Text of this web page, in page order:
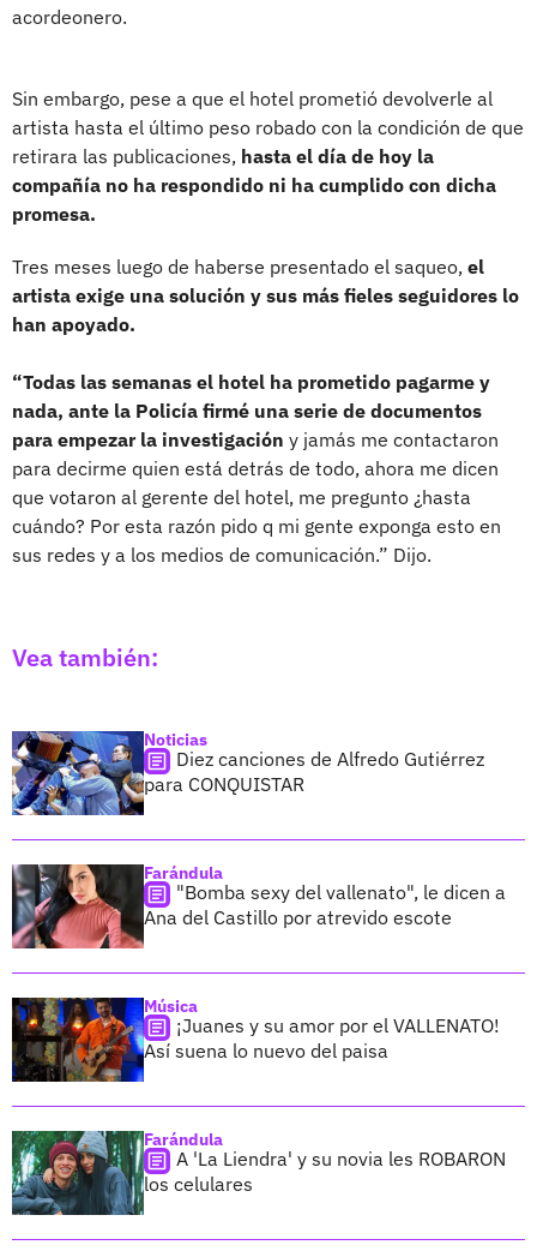
acordeonero.
Sin embargo, pese a que el hotel prometió devolverle al
artista hasta el último peso robado con la condición de que
retirara las publicaciones, hasta el día de hoy la
compañía no ha respondido ni ha cumplido con dicha
promesa.
Tres meses luego de haberse presentado el saqueo, el
artista exige una solución y sus más fieles seguidores lo
han apoyado.
“Todas las semanas el hotel ha prometido pagarme y
nada, ante la Policía firmé una serie de documentos
para empezar la investigación y jamás me contactaron
para decirme quien está detrás de todo, ahora me dicen
que votaron al gerente del hotel, me pregunto ¿hasta
cuándo? Por esta razón pido q mi gente exponga esto en
sus redes y a los medios de comunicación.” Dijo.
Vea también:
Noticias
Diez canciones de Alfredo Gutiérrez
para CONQUISTAR
Farándula
"Bomba sexy del vallenato", le dicen a
Ana del Castillo por atrevido escote
Música
¡Juanes y su amor por el VALLENATO!
Así suena lo nuevo del paisa
Farándula
A 'La Liendra' y su novia les ROBARON
los celulares